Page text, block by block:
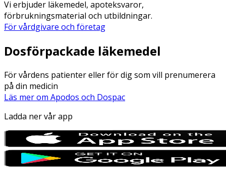
Vi erbjuder läkemedel, apoteksvaror,
förbrukningsmaterial och utbildningar.
För vårdgivare och företag
Dosförpackade läkemedel
För vårdens patienter eller för dig som vill prenumerera
på din medicin
Läs mer om Apodos och Dospac
Ladda ner vår app